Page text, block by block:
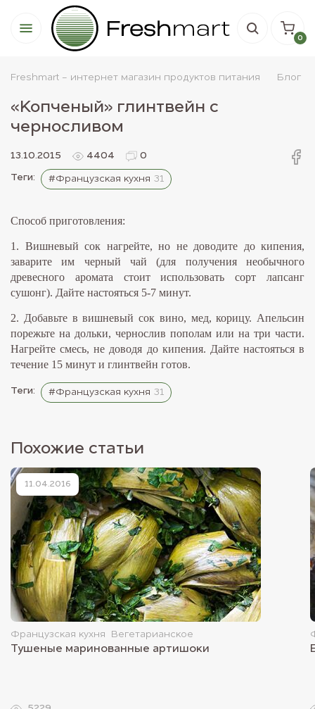
0
Freshmart - интернет магазин продуктов питания Блог
«Копченый» глинтвейн с
черносливом
13.10.2015 4404 0
Теги: #Французская кухня 31
Способ приготовления:
1. Вишневый сок нагрейте, но не доводите до кипения,
заварите им черный чай (для получения необычного
древесного аромата стоит использовать сорт лапсанг
сушонг). Дайте настояться 5-7 минут.
2. Добавьте в вишневый сок вино, мед, корицу. Апельсин
порежьте на дольки, чернослив пополам или на три части.
Нагрейте смесь, не доводя до кипения. Дайте настояться в
течение 15 минут и глинтвейн готов.
Теги: #Французская кухня 31
Похожие статьи
11.04.2016
Французская кухня Вегетарианское
Тушеные маринованные артишоки